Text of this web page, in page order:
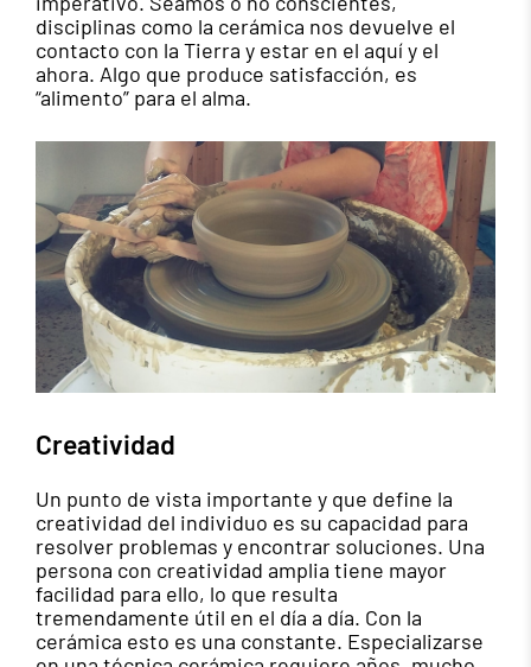
disciplinas como la cerámica nos devuelve el
contacto con la Tierra y estar en el aquí y el
ahora. Algo que produce satisfacción, es
“alimento” para el alma.
Creatividad
Un punto de vista importante y que define la
creatividad del individuo es su capacidad para
resolver problemas y encontrar soluciones. Una
persona con creatividad amplia tiene mayor
facilidad para ello, lo que resulta
tremendamente útil en el día a día. Con la
cerámica esto es una constante. Especializarse